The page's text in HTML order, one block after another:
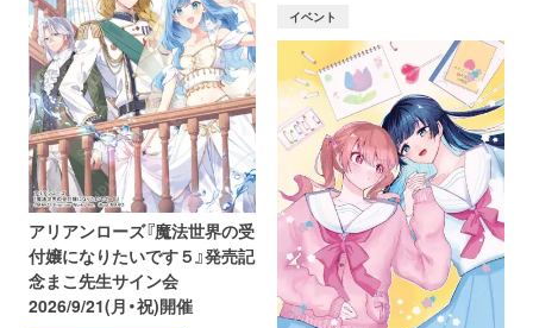
アリアンローズ『魔法世界の受
付嬢になりたいです５』発売記
念まこ先生サイン会
2026/9/21(月・祝)開催
イベント